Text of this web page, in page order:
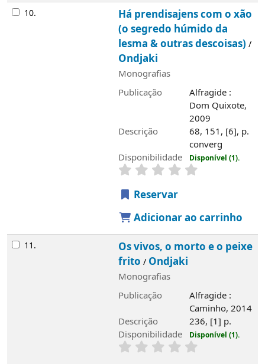
10.
Há prendisajens com o xão
(o segredo húmido da
lesma & outras descoisas) /
Ondjaki
Monografias
Publicação
Alfragide :
Dom Quixote,
2009
Descrição
68, 151, [6], p.
converg
Disponibilidade
Disponível (1).
Reservar
Adicionar ao carrinho
11.
Os vivos, o morto e o peixe
frito / Ondjaki
Monografias
Publicação
Alfragide :
Caminho, 2014
Descrição
236, [1] p.
Disponibilidade
Disponível (1).